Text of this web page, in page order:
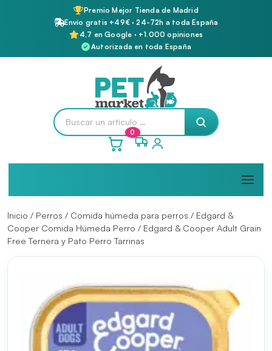
Premio Mejor Tienda de Madrid
Envío gratis +49€ · 24-72h a toda España
4,7 en Google · +1.000 opiniones
Autorizada en toda España
0
Inicio / Perros / Comida húmeda para perros / Edgard &
Cooper Comida Húmeda Perro / Edgard & Cooper Adult Grain
Free Ternera y Pato Perro Tarrinas